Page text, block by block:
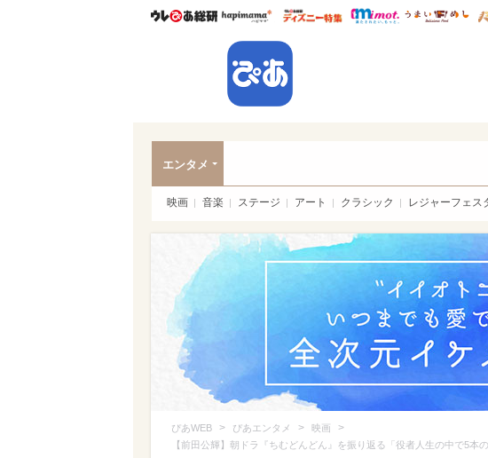
ウレぴあ総研ハピママ* ウレぴあ総研 ディズニ
mimot.
エンタメ
映画 音楽 ステージ アート クラシック レジャーフェス
ぴあWEB > ぴあエンタメ > 映画 >
【前田公輝】朝ドラ『ちむどんどん』を振り返る「役者人生の中で5本